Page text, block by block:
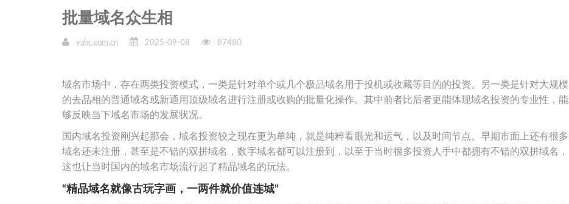
批量域名众生相
yabc.com.cn 2025-09-08 87480
域名市场中，存在两类投资模式，一类是针对单个或几个极品域名用于投机或收藏等目的的投资。另一类是针对大规模
的去品相的普通域名或新通用顶级域名进行注册或收购的批量化操作。其中前者比后者更能体现域名投资的专业性，能
够反映当下域名市场的发展状况。
国内域名投资刚兴起那会，域名投资较之现在更为单纯，就是纯粹看眼光和运气，以及时间节点。早期市面上还有很多
域名还未注册，甚至是不错的双拼域名，数字域名都可以注册到，以至于当时很多投资人手中都拥有不错的双拼域名，
这也让当时国内的域名市场流行起了精品域名的玩法。
“精品域名就像古玩字画，一两件就价值连城”